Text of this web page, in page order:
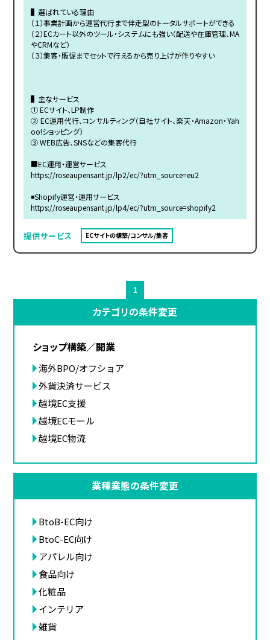
▌選ばれている理由
（１）事業計画から運営代行まで伴走型のトータルサポートができる
（２）ECカート以外のツール・システムにも強い（配送や在庫管理、MA
やCRMなど）
（３）集客・販促までセットで行えるから売り上げが作りやすい
▌主なサービス
① ECサイト、LP制作
② EC運用代行、コンサルティング（自社サイト、楽天・Amazon・Yah
oo!ショッピング）
③ WEB広告、SNSなどの集客代行
■EC運用・運営サービス
https://roseaupensant.jp/lp2/ec/?utm_source=eu2
◾️Shopify運営・運用サービス
https://roseaupensant.jp/lp4/ec/?utm_source=shopify2
提供サービス ECサイトの構築/コンサル/集客
1
カテゴリの条件変更
ショップ構築／開業
海外BPO/オフショア
外貨決済サービス
越境EC支援
越境ECモール
越境EC物流
業種業態の条件変更
BtoB-EC向け
BtoC-EC向け
アパレル向け
食品向け
化粧品
インテリア
雑貨